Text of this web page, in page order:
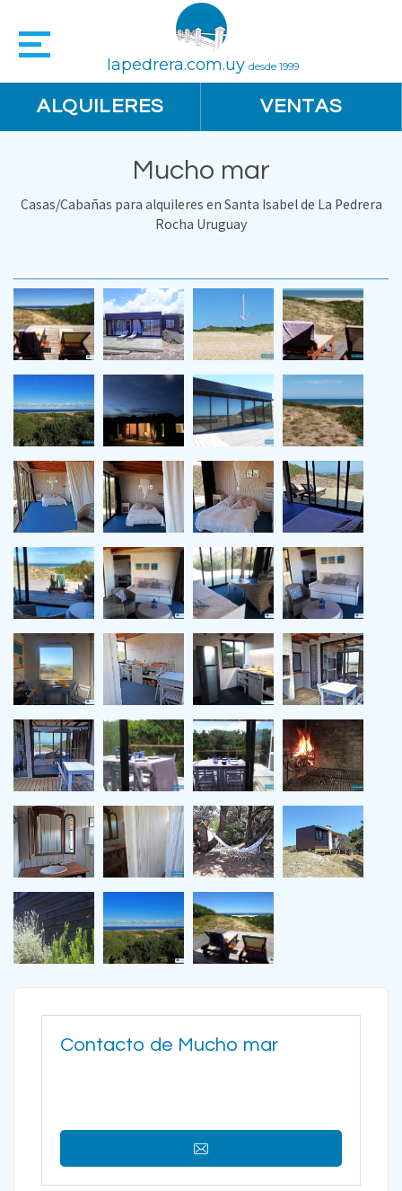
lapedrera.com.uy desde 1999
ALQUILERES VENTAS
Mucho mar
Casas/Cabañas para alquileres en Santa Isabel de La Pedrera
Rocha Uruguay
Contacto de Mucho mar